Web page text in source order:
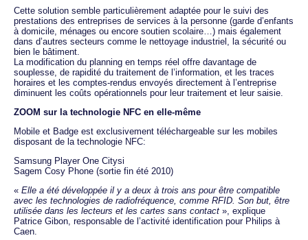
Cette solution semble particulièrement adaptée pour le suivi des
prestations des entreprises de services à la personne (garde d’enfants
à domicile, ménages ou encore soutien scolaire…) mais également
dans d’autres secteurs comme le nettoyage industriel, la sécurité ou
bien le bâtiment.
La modification du planning en temps réel offre davantage de
souplesse, de rapidité du traitement de l’information, et les traces
horaires et les comptes-rendus envoyés directement à l’entreprise
diminuent les coûts opérationnels pour leur traitement et leur saisie.
ZOOM sur la technologie NFC en elle-même
Mobile et Badge est exclusivement téléchargeable sur les mobiles
disposant de la technologie NFC:
Samsung Player One Citysi
Sagem Cosy Phone (sortie fin été 2010)
« Elle a été développée il y a deux à trois ans pour être compatible
avec les technologies de radiofréquence, comme RFID. Son but, être
utilisée dans les lecteurs et les cartes sans contact », explique
Patrice Gibon, responsable de l’activité identification pour Philips à
Caen.